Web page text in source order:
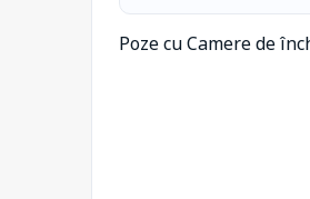
Poze cu Camere de